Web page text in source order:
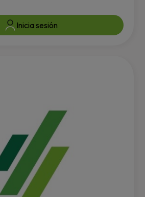
Inicia sesión